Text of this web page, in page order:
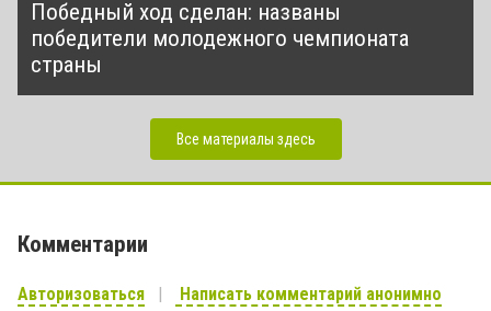
Победный ход сделан: названы
победители молодежного чемпионата
страны
Все материалы здесь
Комментарии
Авторизоваться Написать комментарий анонимно